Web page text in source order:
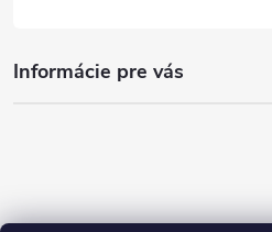
Informácie pre vás